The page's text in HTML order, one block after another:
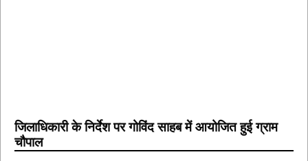
जिलाधिकारी के निर्देश पर गोविंद साहब में आयोजित हुई ग्राम
चौपाल